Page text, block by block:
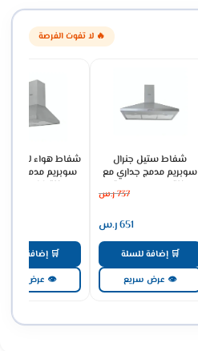
🔥 لا تفوت الفرصة
شفاط ستيل جنرال
سوبريم مدمج جداري مع
مدخنة 3 سرعات - ستيل
GSCH90FS
737ر.س
651ر.س
🛒 إضافة للسلة
👁 عرض سريع
شفاط هواء للمطبخ
سوبريم مدمج
🛒 إضافة للسلة
👁 عرض سريع